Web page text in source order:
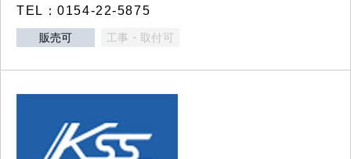
TEL：0154-22-5875
販売可 工事・取付可